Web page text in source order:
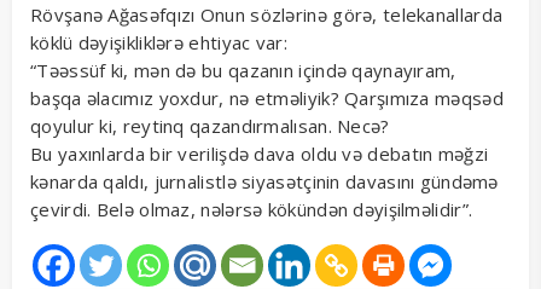
Rövşanə Ağasəfqızı Onun sözlərinə görə, telekanallarda
köklü dəyişikliklərə ehtiyac var:
“Təəssüf ki, mən də bu qazanın içində qaynayıram,
başqa əlacımız yoxdur, nə etməliyik? Qarşımıza məqsəd
qoyulur ki, reytinq qazandırmalısan. Necə?
Bu yaxınlarda bir verilişdə dava oldu və debatın məğzi
kənarda qaldı, jurnalistlə siyasətçinin davasını gündəmə
çevirdi. Belə olmaz, nələrsə kökündən dəyişilməlidir”.